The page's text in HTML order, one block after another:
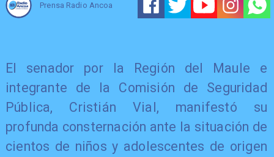
Prensa Radio Ancoa
El senador por la Región del Maule e
integrante de la Comisión de Seguridad
Pública, Cristián Vial, manifestó su
profunda consternación ante la situación de
cientos de niños y adolescentes de origen